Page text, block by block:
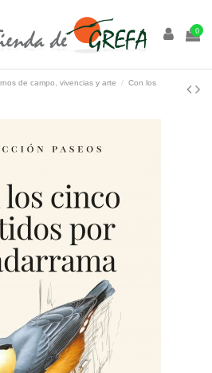
0
de campo, vivencias y arte
Con los